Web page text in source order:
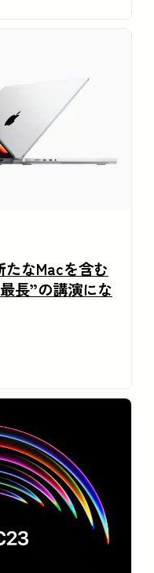
たなMacを含む
長”の講演にな